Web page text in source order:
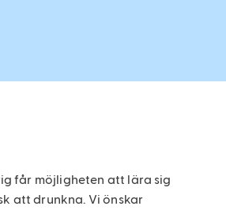
får möjligheten att lära sig
att drunkna. Vi önskar